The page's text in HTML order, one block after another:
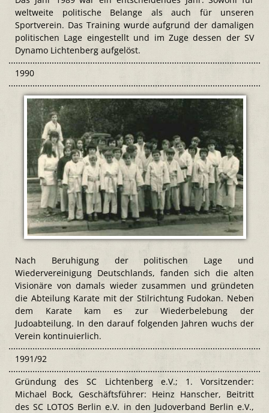
weltweite politische Belange als auch für unseren
Sportverein. Das Training wurde aufgrund der damaligen
politischen Lage eingestellt und im Zuge dessen der SV
Dynamo Lichtenberg aufgelöst.
1990
Nach Beruhigung der politischen Lage und
Wiedervereinigung Deutschlands, fanden sich die alten
Visionäre von damals wieder zusammen und gründeten
die Abteilung Karate mit der Stilrichtung Fudokan. Neben
dem Karate kam es zur Wiederbelebung der
Judoabteilung. In den darauf folgenden Jahren wuchs der
Verein kontinuierlich.
1991/92
Gründung des SC Lichtenberg e.V.; 1. Vorsitzender:
Michael Bock, Geschäftsführer: Heinz Hanscher, Beitritt
des SC LOTOS Berlin e.V. in den Judoverband Berlin e.V.,